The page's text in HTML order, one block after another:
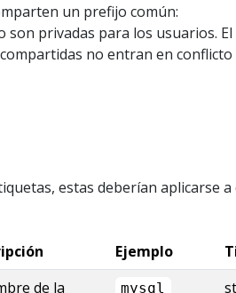
un prefijo común:
son privadas para los usuarios. El
no entran en conflicto
estas deberían aplicarse a
Ejemplo
de la
mysql